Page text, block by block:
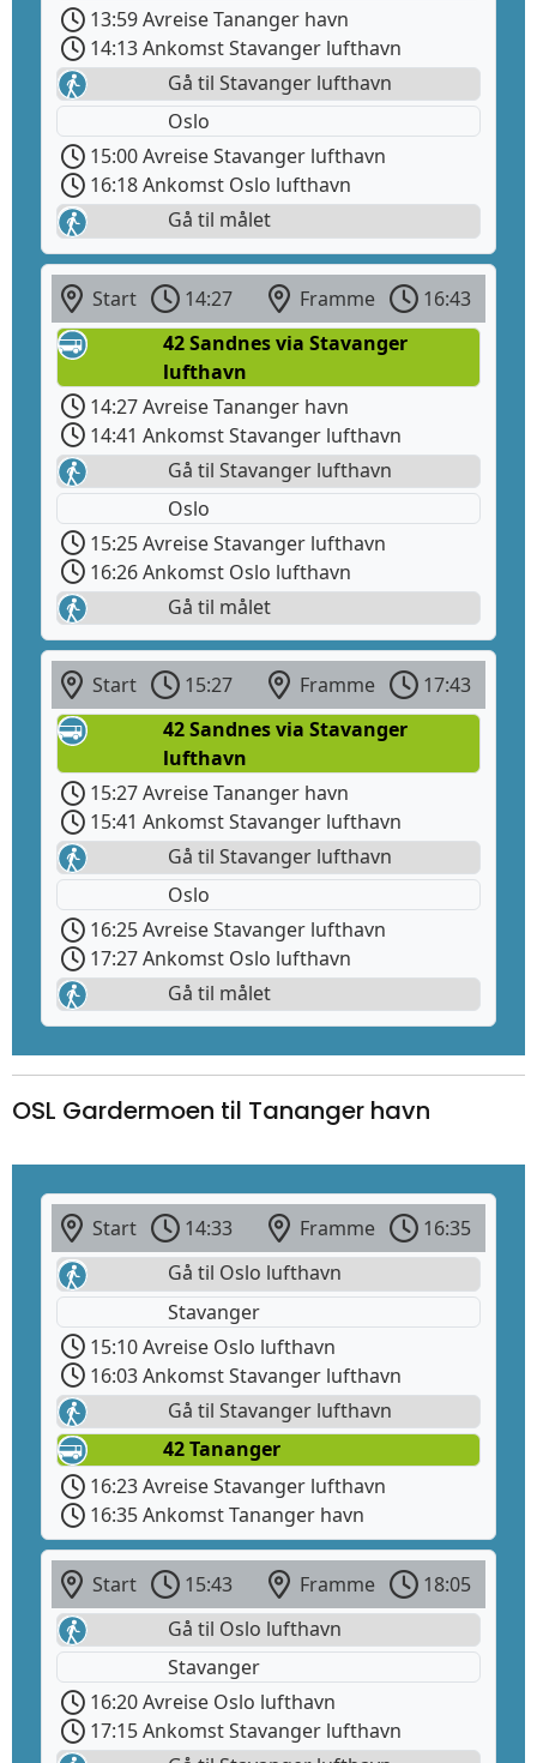
13:59 Avreise Tananger havn
14:13 Ankomst Stavanger lufthavn
Gå til Stavanger lufthavn
Oslo
15:00 Avreise Stavanger lufthavn
16:18 Ankomst Oslo lufthavn
Gå til målet
Start 14:27 Framme
16:43
42 Sandnes via Stavanger
lufthavn
14:27 Avreise Tananger havn
14:41 Ankomst Stavanger lufthavn
Gå til Stavanger lufthavn
Oslo
15:25 Avreise Stavanger lufthavn
16:26 Ankomst Oslo lufthavn
Gå til målet
Start 15:27 Framme
17:43
42 Sandnes via Stavanger
lufthavn
15:27 Avreise Tananger havn
15:41 Ankomst Stavanger lufthavn
Gå til Stavanger lufthavn
Oslo
16:25 Avreise Stavanger lufthavn
17:27 Ankomst Oslo lufthavn
Gå til målet
OSL Gardermoen til Tananger havn
Start 14:33 Framme
16:35
Gå til Oslo lufthavn
Stavanger
15:10 Avreise Oslo lufthavn
16:03 Ankomst Stavanger lufthavn
Gå til Stavanger lufthavn
42 Tananger
16:23 Avreise Stavanger lufthavn
16:35 Ankomst Tananger havn
Start 15:43 Framme
18:05
Gå til Oslo lufthavn
Stavanger
16:20 Avreise Oslo lufthavn
17:15 Ankomst Stavanger lufthavn